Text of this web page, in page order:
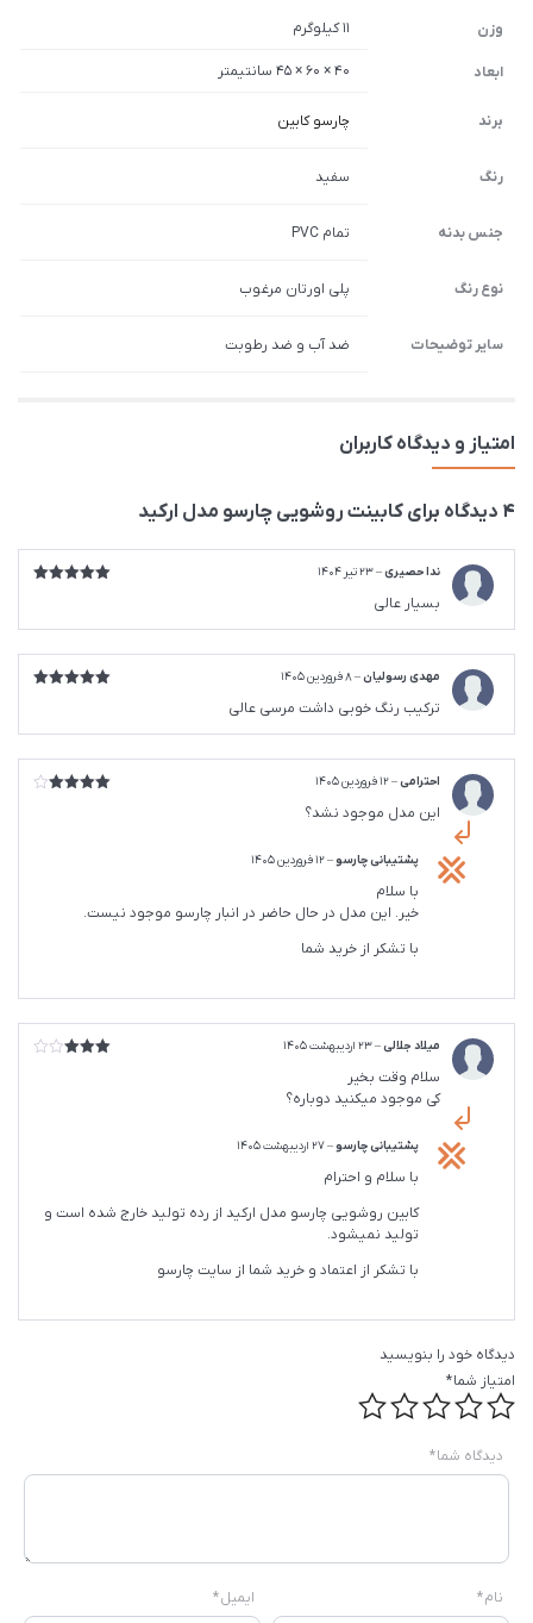
وزن 11 کیلوگرم
ابعاد 40 × 60 × 45 سانتیمتر
برند چارسو کابین
رنگ سفید
جنس بدنه تمام PVC
نوع رنگ پلی اورتان مرغوب
سایر توضیحات ضد آب و ضد رطوبت
امتیاز و دیدگاه کاربران
4 دیدگاه برای کابینت روشویی چارسو مدل ارکید
ندا حصیری–23 تیر 1404
بسیار عالی
مهدی رسولیان–8 فروردین 1405
ترکیب رنگ خوبی داشت مرسی عالی
احترامی–12 فروردین 1405
این مدل موجود نشد؟
پشتیبانی چارسو–12 فروردین 1405
با سلام
خیر. این مدل در حال حاضر در انبار چارسو موجود نیست.
با تشکر از خرید شما
میلاد جلالی–23 اردیبهشت 1405
سلام وقت بخیر
کی موجود میکنید دوباره؟
پشتیبانی چارسو–27 اردیبهشت 1405
با سلام و احترام
کابین روشویی چارسو مدل ارکید از رده تولید خارج شده است و
تولید نمیشود.
با تشکر از اعتماد و خرید شما از سایت چارسو
دیدگاه خود را بنویسید
امتیاز شما*
دیدگاه شما*
نام* ایمیل*